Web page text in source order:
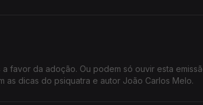
favor da adoção. Ou podem só ouvir esta
dicas do psiquatra e autor João Carlos Melo.